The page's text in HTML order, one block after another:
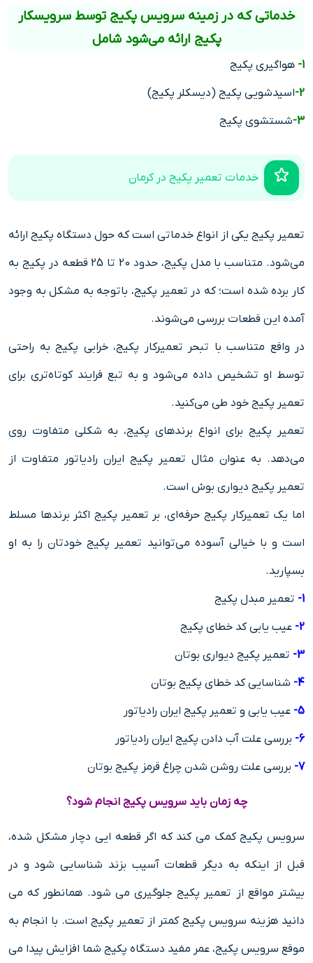
خدماتی که در زمینه سرویس پکیج توسط سرویسکار
پکیج ارائه می‌شود شامل
1- هواگیری پکیج
2- اسیدشویی پکیج (دیسکلر پکیج)
3- شستشوی پکیج
خدمات تعمیر پکیج در کرمان
تعمیر پکیج یکی از انواع خدماتی است که حول دستگاه پکیج ارائه
می‌شود. متناسب با مدل پکیج، حدود 20 تا 25 قطعه در پکیج به
کار برده شده است؛ که در تعمیر پکیج، باتوجه به مشکل به وجود
آمده این قطعات بررسی می‌شوند.
در واقع متناسب با تبحر تعمیرکار پکیج، خرابی پکیج به راحتی
توسط او تشخیص داده می‌شود و به تبع فرایند کوتاه‌تری برای
تعمیر پکیج خود طی می‌کنید.
تعمیر پکیج برای انواع برندهای پکیج، به شکلی متفاوت روی
می‌دهد. به عنوان مثال تعمیر پکیج ایران رادیاتور متفاوت از
تعمیر پکیج دیواری بوش است.
اما یک تعمیرکار پکیج حرفه‌ای، بر تعمیر پکیج اکثر برندها مسلط
است و با خیالی آسوده می‌توانید تعمیر پکیج خودتان را به او
بسپارید.
1- تعمیر مبدل پکیج
2- عیب یابی کد خطای پکیج
3- تعمیر پکیج دیواری بوتان
4- شناسایی کد خطای پکیج بوتان
5- عیب یابی و تعمیر پکیج ایران رادیاتور
6- بررسی علت آب دادن پکیج ایران رادیاتور
7- بررسی علت روشن شدن چراغ قرمز پکیج بوتان
چه زمان باید سرویس پکیج انجام شود؟
سرویس پکیج کمک می کند که اگر قطعه ایی دچار مشکل شده،
قبل از اینکه به دیگر قطعات آسیب بزند شناسایی شود و در
بیشتر مواقع از تعمیر پکیج جلوگیری می شود. همانطور که می
دانید هزینه سرویس پکیج کمتر از تعمیر پکیج است. با انجام به
موقع سرویس پکیج، عمر مفید دستگاه پکیج شما افزایش پیدا می